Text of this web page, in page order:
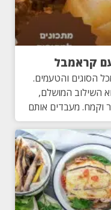
הסוגים והטעמים.
השילוב המושלם,
מעבדים אותם